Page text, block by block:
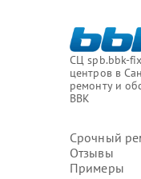
СЦ spb.bbk-
центров в
ремонту и
BBK
Срочный
Отзывы
Примеры